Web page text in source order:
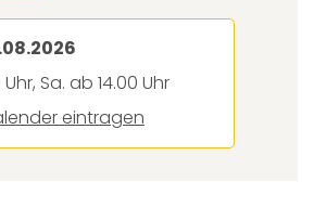
Uhr, Sa. ab 14.00 Uhr
eintragen